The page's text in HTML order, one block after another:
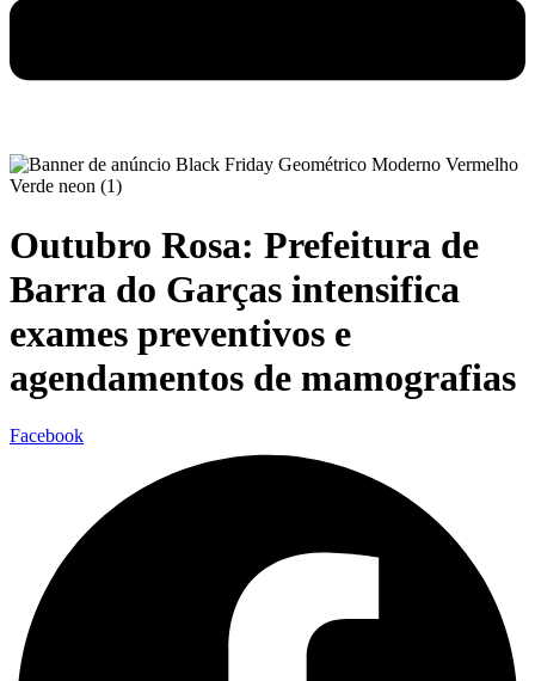
Outubro Rosa: Prefeitura de
Barra do Garças intensifica
exames preventivos e
agendamentos de mamografias
Facebook